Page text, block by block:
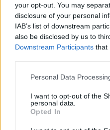
your opt-out. You may
disclosure of your personal
IAB’s list of downstream
also be disclosed by us to
Downstream Participants that
Personal Data
I want to opt-out of the
personal data.
Opted In
Στις Βρύσες το 2ο
Κωστή Αβυσσινό
11:44
Αυτά τα τρία ζώδια
επιτυχία τον Αύγουστο